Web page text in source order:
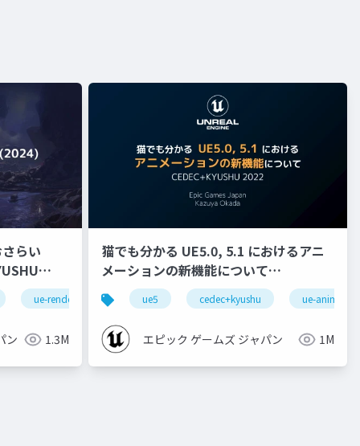
らい
ue-rendering
ン 1.3M
猫でも分かる UE5.0, 5.1 におけるアニ
メーションの新機能について
【CEDEC+KYUSHU 2022】
ue5 cedec+kyushu ue-
エピック ゲームズ ジャパン 1M